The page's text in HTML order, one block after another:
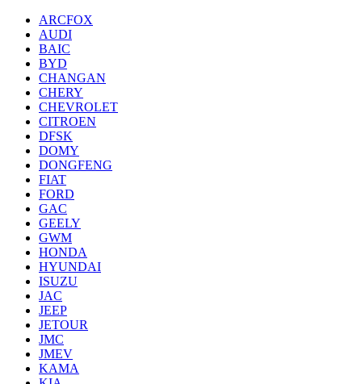
ARCFOX
AUDI
BAIC
BYD
CHANGAN
CHERY
CHEVROLET
CITROEN
DFSK
DOMY
DONGFENG
FIAT
FORD
GAC
GEELY
GWM
HONDA
HYUNDAI
ISUZU
JAC
JEEP
JETOUR
JMC
JMEV
KAMA